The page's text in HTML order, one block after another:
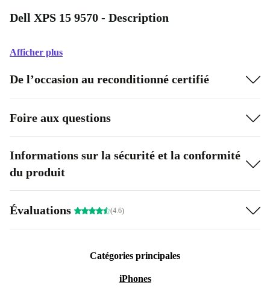
Dell XPS 15 9570 - Description
Afficher plus
De l’occasion au reconditionné certifié
Foire aux questions
Informations sur la sécurité et la conformité
du produit
Évaluations (4.6)
Catégories principales
iPhones